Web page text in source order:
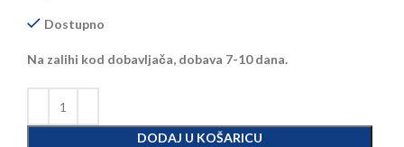
Dostupno
Na zalihi kod dobavljača, dobava 7-10 dana.
DODAJ U KOŠARICU